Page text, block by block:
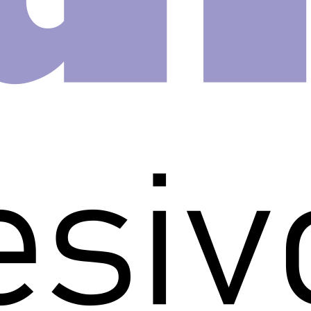
x 1,00m de altura.
seja, em rolos para ser
um papel de parede e
forma rápida, prática e
e praticidade de nossos